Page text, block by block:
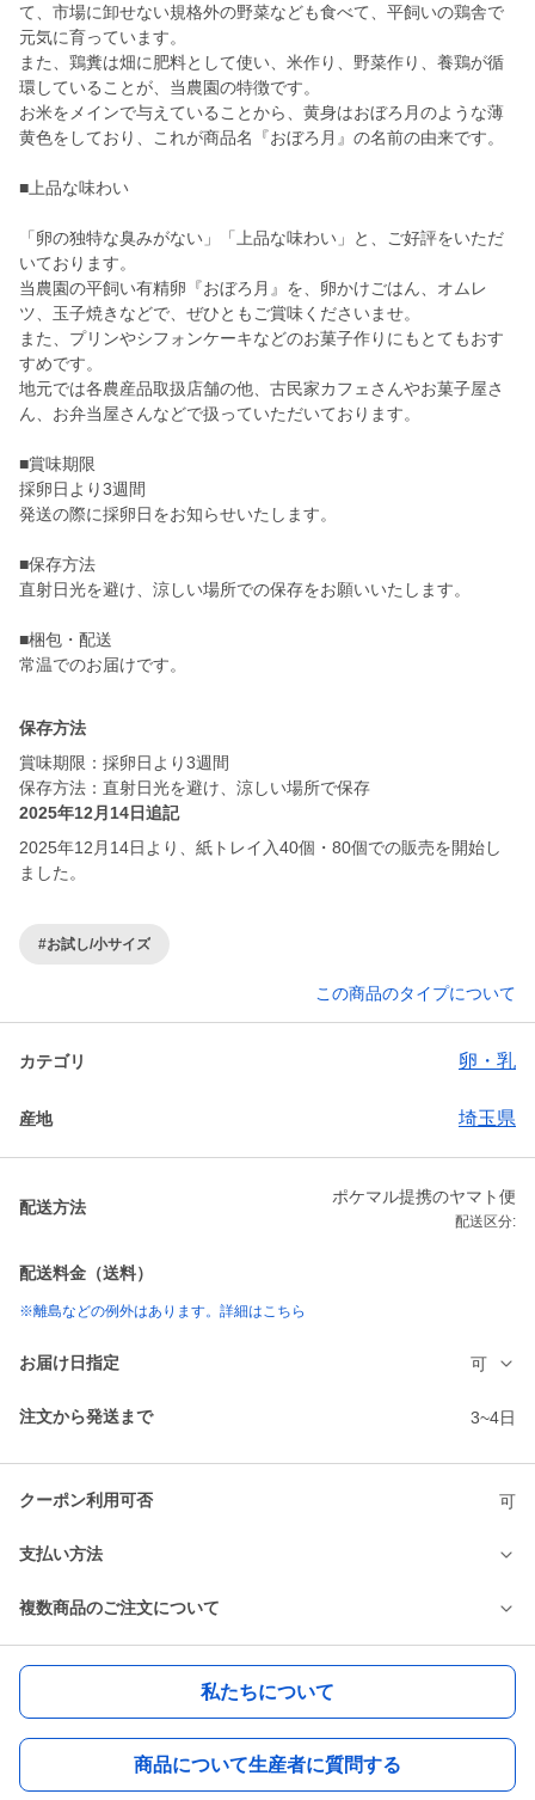
て、市場に卸せない規格外の野菜なども食べて、平飼いの鶏舎で
元気に育っています。
また、鶏糞は畑に肥料として使い、米作り、野菜作り、養鶏が循
環していることが、当農園の特徴です。
お米をメインで与えていることから、黄身はおぼろ月のような薄
黄色をしており、これが商品名『おぼろ月』の名前の由来です。
■上品な味わい
「卵の独特な臭みがない」「上品な味わい」と、ご好評をいただ
いております。
当農園の平飼い有精卵『おぼろ月』を、卵かけごはん、オムレ
ツ、玉子焼きなどで、ぜひともご賞味くださいませ。
また、プリンやシフォンケーキなどのお菓子作りにもとてもおす
すめです。
地元では各農産品取扱店舗の他、古民家カフェさんやお菓子屋さ
ん、お弁当屋さんなどで扱っていただいております。
■賞味期限
採卵日より3週間
発送の際に採卵日をお知らせいたします。
■保存方法
直射日光を避け、涼しい場所での保存をお願いいたします。
■梱包・配送
常温でのお届けです。
保存方法
賞味期限：採卵日より3週間
保存方法：直射日光を避け、涼しい場所で保存
2025年12月14日追記
2025年12月14日より、紙トレイ入40個・80個での販売を開始し
ました。
#お試し/小サイズ
この商品のタイプについて
カテゴリ 卵・乳
産地 埼玉県
配送方法
ポケマル提携のヤマト便
配送区分:
配送料金（送料）
※離島などの例外はあります。詳細はこちら
お届け日指定 可
注文から発送まで 3~4日
クーポン利用可否 可
支払い方法
複数商品のご注文について
私たちについて
商品について生産者に質問する